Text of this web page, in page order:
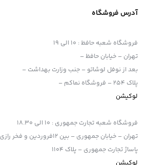
آدرس فروشگاه
فروشگاه شعبه حافظ: 10 الی 19
تهران – خیابان حافظ –
بعد از نوفل لوشاتو – جنب وزارت بهداشت –
پلاک 254 – فروشگاه نماکم –
لوکیشن
فروشگاه شعبه تجارت جمهوری : 10 الی 18.30
تهران – خیابان جمهوری – بین 12فروردین و فخر رازی
پاساژ تجارت جمهوری – پلاک 1104
لوکیشن